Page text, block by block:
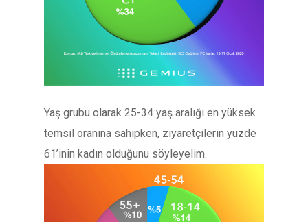
Yaş grubu olarak 25-34 yaş aralığı en yüksek
temsil oranına sahipken, ziyaretçilerin yüzde
61’inin kadın olduğunu söyleyelim.